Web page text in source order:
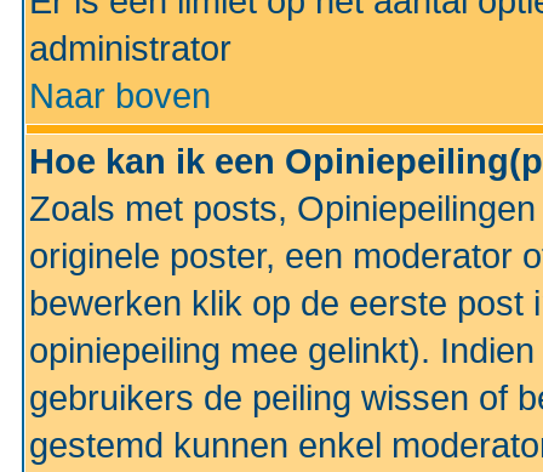
administrator
Naar boven
Hoe kan ik een
Zoals met posts,
originele poster, een moderator
bewerken klik op de eerste post
opiniepeiling mee gelinkt).
gebruikers de peiling wissen of
gestemd kunnen enkel